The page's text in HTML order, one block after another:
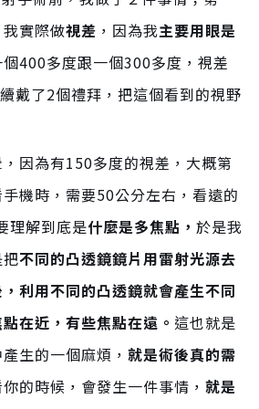
我實際做視差 ，因為我主要用眼是
個400多度跟一個300多度，視差
戴了2個禮拜，把這個看到的視野
因為有150多度的視差，大概第
機時，需要50公分左右，看遠的
理解到底是什麼是多焦點， 於是我
把不同的凸透鏡鏡片用雷射光源去
利用不同的凸透鏡就會產生不同
在近，有些焦點在遠。 這也就是
生的一個麻煩， 就是術後真的需
的時候，會發生一件事情， 就是